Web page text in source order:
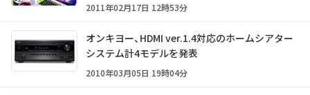
2011年02月17日 12時53分
オンキヨー、HDMI ver.1.4対応のホームシアター
システム計4モデルを発表
2010年03月05日 19時04分